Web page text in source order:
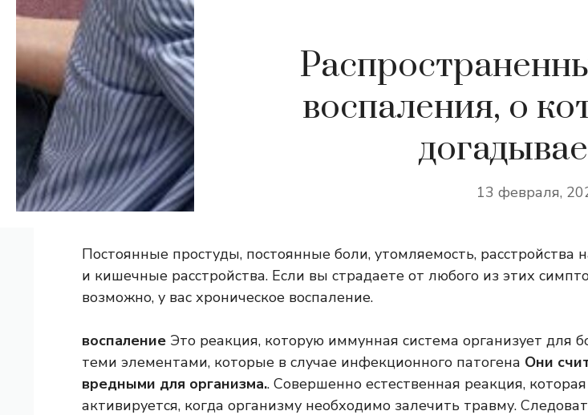
воспаления, о
13 февраля,
Постоянные простуды, постоянные боли, утомляемость, расстройства
и кишечные расстройства. Если вы страдаете от любого из этих
возможно, у вас хроническое воспаление.
воспаление Это реакция, которую иммунная система организует для
теми элементами, которые в случае инфекционного патогена Они
вредными для организма.. Совершенно естественная реакция,
активируется, когда организму необходимо залечить травму.